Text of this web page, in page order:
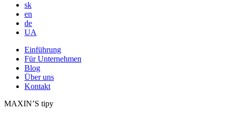
sk
en
de
UA
Einführung
Für Unternehmen
Blog
Über uns
Kontakt
MAXIN’S tipy